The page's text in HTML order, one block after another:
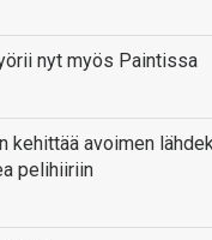
nyt myös Paintissa
kehittää avoimen
pelihiiriin